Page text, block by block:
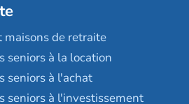
maisons de retraite
seniors à la location
seniors à l'achat
seniors à l'investissement